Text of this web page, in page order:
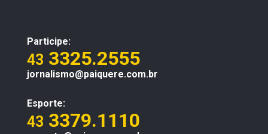
Participe:
43 3325.2555
jornalismo@paiquere.com.br
Esporte:
43 3379.1110